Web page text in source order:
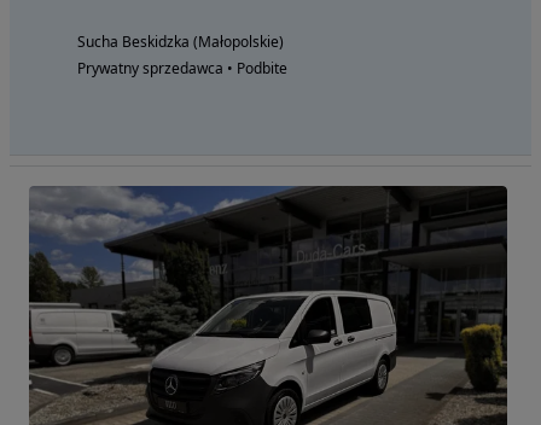
Sucha Beskidzka (Małopolskie)
Prywatny sprzedawca • Podbite